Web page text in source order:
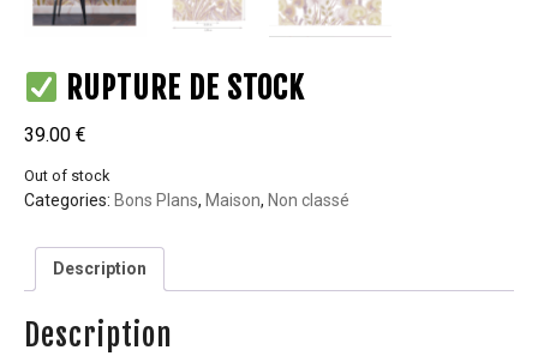
RUPTURE DE STOCK
39.00 €
Out of stock
Categories: Bons Plans, Maison, Non classé
Description
Description